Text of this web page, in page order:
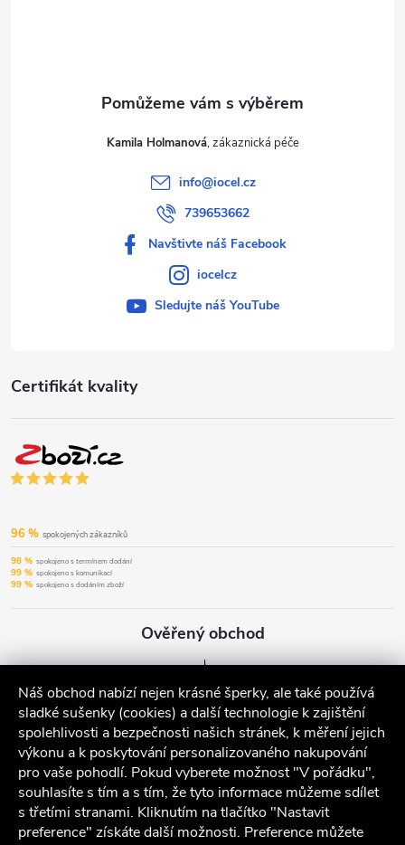
Náš obchod nabízí nejen krásné šperky, ale také používá
sladké sušenky (cookies) a další technologie k zajištění
spolehlivosti a bezpečnosti našich stránek, k měření jejich
výkonu a k poskytování personalizovaného nakupování
pro vaše pohodlí. Pokud vyberete možnost "V pořádku",
souhlasíte s tím a s tím, že tyto informace můžeme sdílet
s třetími stranami. Kliknutím na tlačítko "Nastavit
preference" získáte další možnosti. Preference můžete
Certifikát kvality
96 % spokojených zákazníků
98 % spokojeno s termínem dodání
99 % spokojeno s komunikací
99 % spokojeno s dodáním zboží
Ověřený obchod
Kamila Holmanová
info@iocel.cz
739653662
Navštivte náš Facebook
iocelcz
Sledujte náš YouTube